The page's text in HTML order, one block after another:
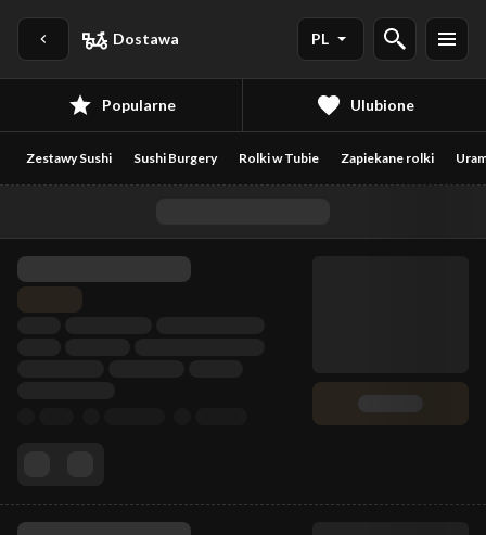
Dostawa PL
Popularne Ulubione
Zestawy Sushi Sushi Burgery Rolki w Tubie Zapiekane rolki